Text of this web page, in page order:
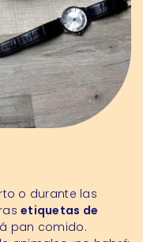
o durante las
etiquetas de
pan comido.